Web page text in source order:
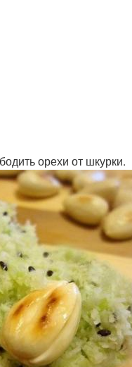
орехи от шкурки.